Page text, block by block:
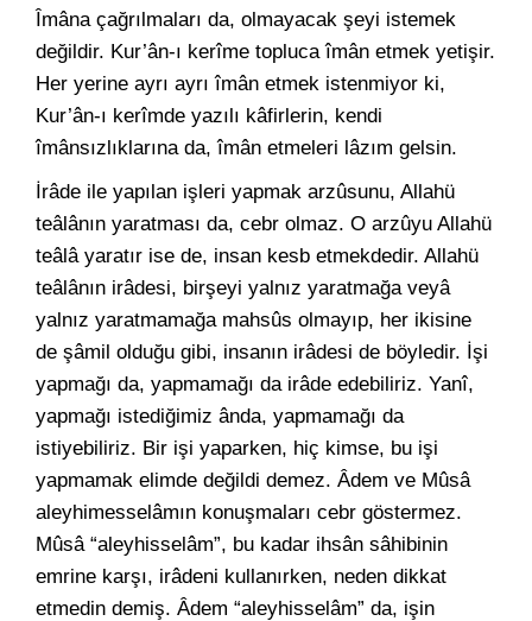
Îmâna çağrılmaları da, olmayacak şeyi istemek
değildir. Kur’ân-ı kerîme topluca îmân etmek yetişir.
Her yerine ayrı ayrı îmân etmek istenmiyor ki,
Kur’ân-ı kerîmde yazılı kâfirlerin, kendi
îmânsızlıklarına da, îmân etmeleri lâzım gelsin.
İrâde ile yapılan işleri yapmak arzûsunu, Allahü
teâlânın yaratması da, cebr olmaz. O arzûyu Allahü
teâlâ yaratır ise de, insan kesb etmekdedir. Allahü
teâlânın irâdesi, birşeyi yalnız yaratmağa veyâ
yalnız yaratmamağa mahsûs olmayıp, her ikisine
de şâmil olduğu gibi, insanın irâdesi de böyledir. İşi
yapmağı da, yapmamağı da irâde edebiliriz. Yanî,
yapmağı istediğimiz ânda, yapmamağı da
istiyebiliriz. Bir işi yaparken, hiç kimse, bu işi
yapmamak elimde değildi demez. Âdem ve Mûsâ
aleyhimesselâmın konuşmaları cebr göstermez.
Mûsâ “aleyhisselâm”, bu kadar ihsân sâhibinin
emrine karşı, irâdeni kullanırken, neden dikkat
etmedin demiş. Âdem “aleyhisselâm” da, işin